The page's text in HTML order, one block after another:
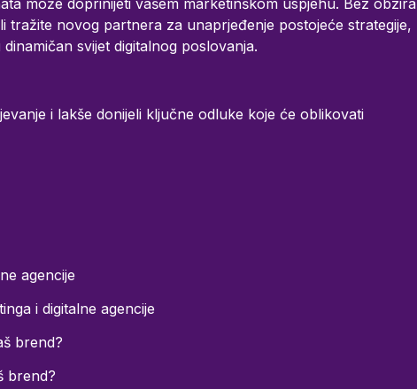
tražite novog partnera za unaprjeđenje postojeće strategije,
svijet digitalnog poslovanja.
i lakše donijeli ključne odluke koje će oblikovati
agencije
i digitalne agencije
brend?
brend?